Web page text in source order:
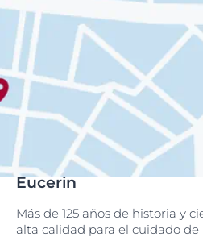
Eucerin
Más de 125 años de historia y
alta calidad para el cuidado de